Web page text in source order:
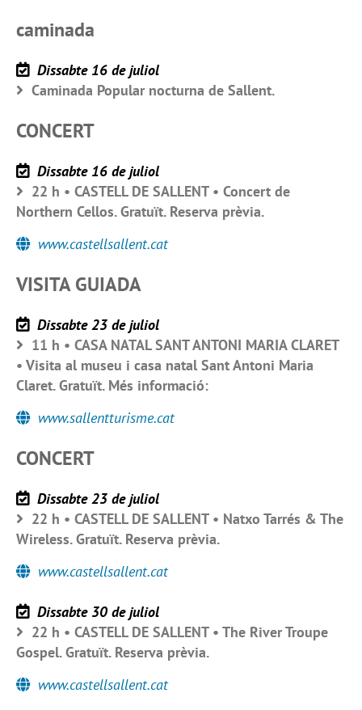
caminada
Dissabte 16 de juliol
Caminada Popular nocturna de Sallent.
CONCERT
Dissabte 16 de juliol
22 h • CASTELL DE SALLENT • Concert de
Northern Cellos. Gratuït. Reserva prèvia.
www.castellsallent.cat
VISITA GUIADA
Dissabte 23 de juliol
11 h • CASA NATAL SANT ANTONI MARIA CLARET
• Visita al museu i casa natal Sant Antoni Maria
Claret. Gratuït. Més informació:
www.sallentturisme.cat
CONCERT
Dissabte 23 de juliol
22 h • CASTELL DE SALLENT • Natxo Tarrés & The
Wireless. Gratuït. Reserva prèvia.
www.castellsallent.cat
Dissabte 30 de juliol
22 h • CASTELL DE SALLENT • The River Troupe
Gospel. Gratuït. Reserva prèvia.
www.castellsallent.cat